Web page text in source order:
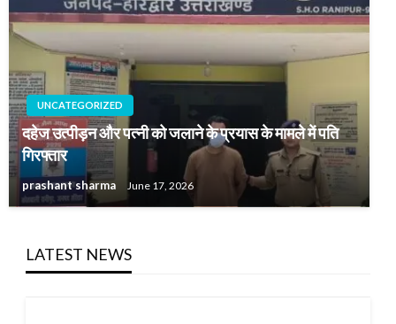
UNCATEGORIZED
दहेज उत्पीड़न और पत्नी को जलाने के प्रयास के मामले में पति
गिरफ्तार
prashant sharma June 17, 2026
LATEST NEWS